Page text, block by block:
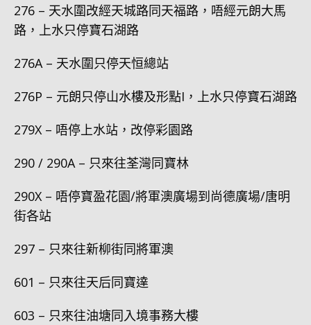
276 – 天水圍改經天城路同天福路，唔經元朗大馬
路，上水只停寶石湖路
276A – 天水圍只停天恒總站
276P – 元朗只停山水樓及形點I，上水只停寶石湖路
279X – 唔停上水站，改停彩園路
290 / 290A – 只來往荃灣同寶林
290X – 唔停寶盈花園/將軍澳廣場到尚德廣場/唐明
街各站
297 – 只來往新柳街同將軍澳
601 – 只來往天后同寶達
603 – 只來往油塘同入境事務大樓